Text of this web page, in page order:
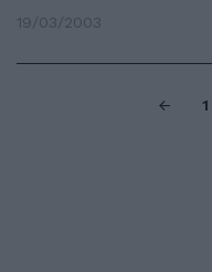
19/03/2003
1